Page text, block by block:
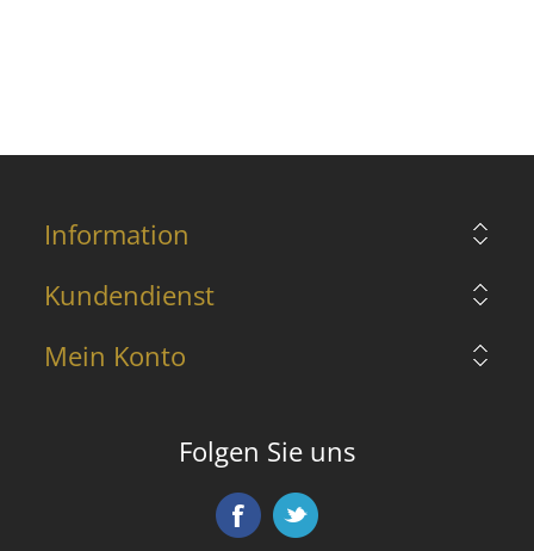
Information
Kundendienst
Mein Konto
Folgen Sie uns